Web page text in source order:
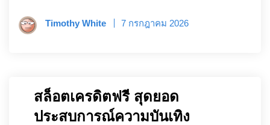
Timothy White 7 กรกฎาคม 2026
สล็อตเครดิตฟรี สุดยอด
ประสบการณ์ความบันเทิง